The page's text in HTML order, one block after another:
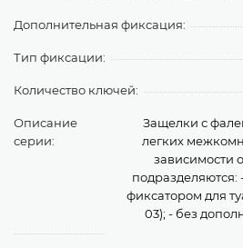
Дополнительная фиксация:
Тип фиксации:
Количество ключей:
Описание
серии:
Защелки с
легких
зависимости
подразделяются:
фиксатором для
03); - без